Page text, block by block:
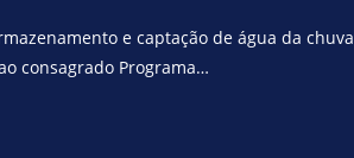
e captação de água da chuva
consagrado Programa…